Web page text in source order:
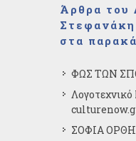
Άρθρα του
Στεφανάκη
στα
ΦΩΣ ΤΩΝ
Λογοτεχνικό
ΣΟΦΙΑ